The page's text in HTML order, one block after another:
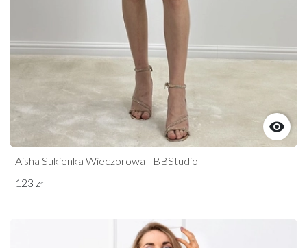

Aisha Sukienka Wieczorowa | BBStudio
123 zł